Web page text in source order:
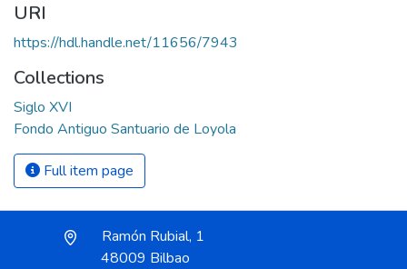
URI
https://hdl.handle.net/11656/7943
Collections
Siglo XVI
Fondo Antiguo Santuario de Loyola
Full item page
Ramón Rubial, 1
48009 Bilbao